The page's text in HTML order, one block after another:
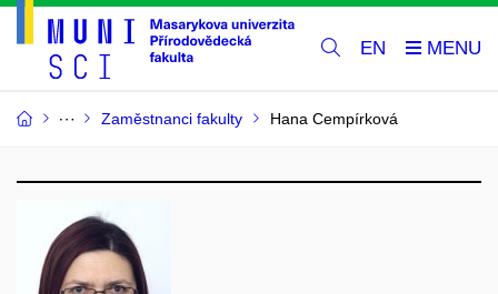
EN
Zaměstnanci fakulty Hana Cempírková